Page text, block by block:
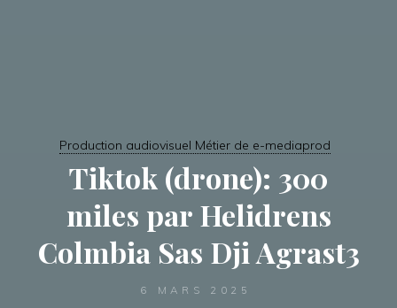
Production audiovisuel Métier de e-mediaprod
Tiktok (drone): 300
miles par Helidrens
Colmbia Sas Dji Agrast3
6 MARS 2025